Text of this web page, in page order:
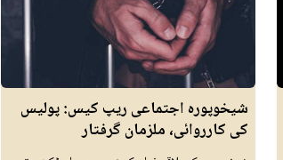
شیخوپورہ اجتماعی ریپ کیس: پولیس
کی کارروائی، ملزمان گرفتار